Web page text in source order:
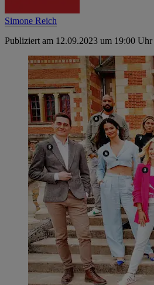
Simone Reich
Publiziert am 12.09.2023 um 19:00 Uhr